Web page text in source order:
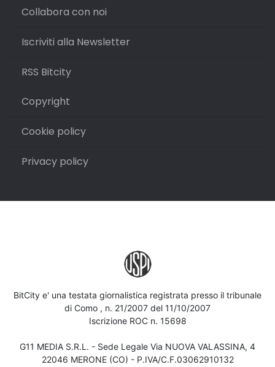
Collabora con noi
Iscriviti alla Newsletter
RSS Bitcity
Copyright
Cookie policy
Privacy policy
BitCity e' una testata giornalistica registrata presso il tribunale
di Como , n. 21/2007 del 11/10/2007
Iscrizione ROC n. 15698
G11 MEDIA S.R.L. - Sede Legale Via NUOVA VALASSINA, 4
22046 MERONE (CO) - P.IVA/C.F.03062910132